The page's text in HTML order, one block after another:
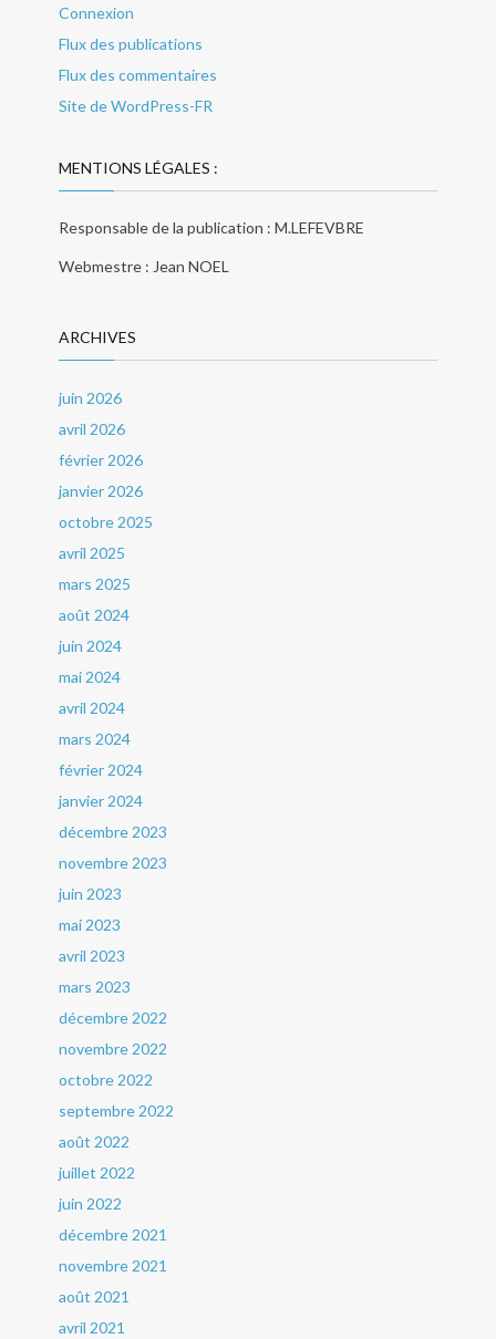
Connexion
Flux des publications
Flux des commentaires
Site de WordPress-FR
MENTIONS LÉGALES :
Responsable de la publication : M.LEFEVBRE
Webmestre : Jean NOEL
ARCHIVES
juin 2026
avril 2026
février 2026
janvier 2026
octobre 2025
avril 2025
mars 2025
août 2024
juin 2024
mai 2024
avril 2024
mars 2024
février 2024
janvier 2024
décembre 2023
novembre 2023
juin 2023
mai 2023
avril 2023
mars 2023
décembre 2022
novembre 2022
octobre 2022
septembre 2022
août 2022
juillet 2022
juin 2022
décembre 2021
novembre 2021
août 2021
avril 2021